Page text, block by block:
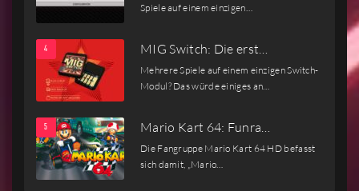
Spiele auf einem einzigen…
MIG Switch: Die erst…
Mehrere Spiele auf einem einzigen Switch-
Modul? Das würde einiges an…
Mario Kart 64: Funra…
Die Fangruppe Mario Kart 64 HD befasst
sich damit, „Mario…